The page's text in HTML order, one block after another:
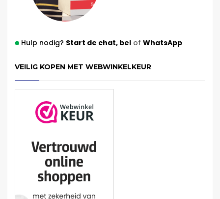
Hulp nodig? Start de chat,belof WhatsApp
VEILIG KOPEN MET WEBWINKELKEUR